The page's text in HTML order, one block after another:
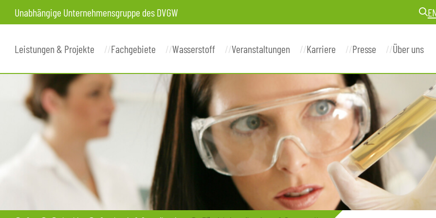
Unabhängige Unternehmensgruppe des DVGW
Leistungen & Projekte Fachgebiete Wasserstoff Veranstaltungen Karriere Presse Über uns